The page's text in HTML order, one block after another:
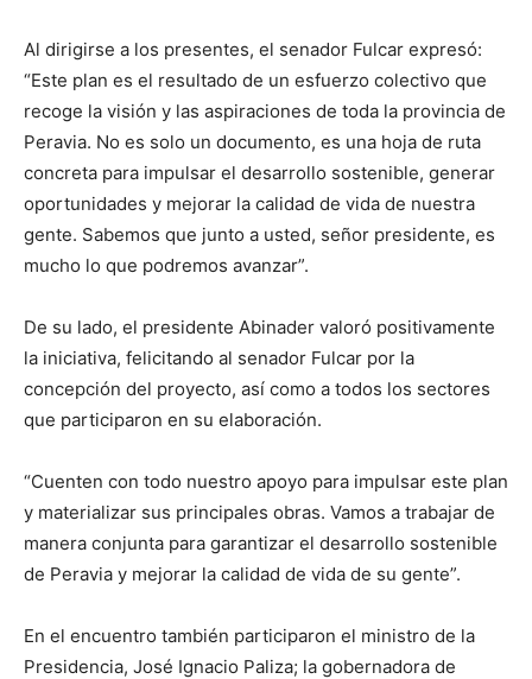
Al dirigirse a los presentes, el senador Fulcar expresó:
“Este plan es el resultado de un esfuerzo colectivo que
recoge la visión y las aspiraciones de toda la provincia de
Peravia. No es solo un documento, es una hoja de ruta
concreta para impulsar el desarrollo sostenible, generar
oportunidades y mejorar la calidad de vida de nuestra
gente. Sabemos que junto a usted, señor presidente, es
mucho lo que podremos avanzar”.
De su lado, el presidente Abinader valoró positivamente
la iniciativa, felicitando al senador Fulcar por la
concepción del proyecto, así como a todos los sectores
que participaron en su elaboración.
“Cuenten con todo nuestro apoyo para impulsar este plan
y materializar sus principales obras. Vamos a trabajar de
manera conjunta para garantizar el desarrollo sostenible
de Peravia y mejorar la calidad de vida de su gente”.
En el encuentro también participaron el ministro de la
Presidencia, José Ignacio Paliza; la gobernadora de